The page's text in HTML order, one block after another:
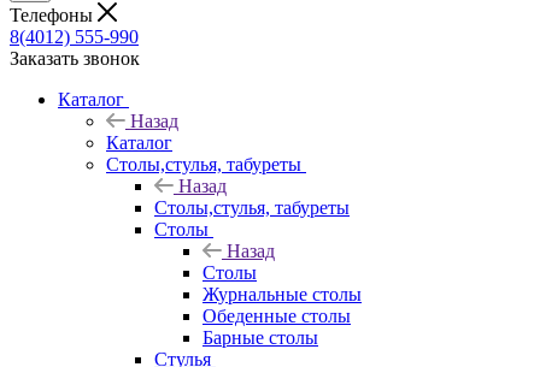
Телефоны
8(4012) 555-990
Заказать звонок
Каталог
Назад
Каталог
Столы,стулья, табуреты
Назад
Столы,стулья, табуреты
Столы
Назад
Столы
Журнальные столы
Обеденные столы
Барные столы
Стулья